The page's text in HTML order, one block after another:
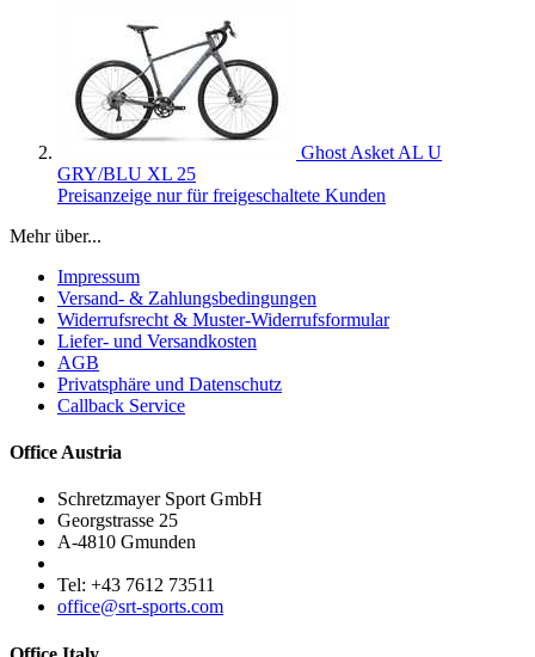
Ghost Asket AL U
GRY/BLU XL 25
Preisanzeige nur für freigeschaltete Kunden
Mehr über...
Impressum
Versand- & Zahlungsbedingungen
Widerrufsrecht & Muster-Widerrufsformular
Liefer- und Versandkosten
AGB
Privatsphäre und Datenschutz
Callback Service
Office Austria
Schretzmayer Sport GmbH
Georgstrasse 25
A-4810 Gmunden
Tel: +43 7612 73511
office@srt-sports.com